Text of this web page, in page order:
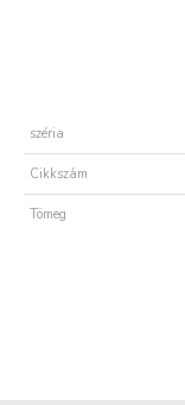
széria
Cikkszám
Tömeg